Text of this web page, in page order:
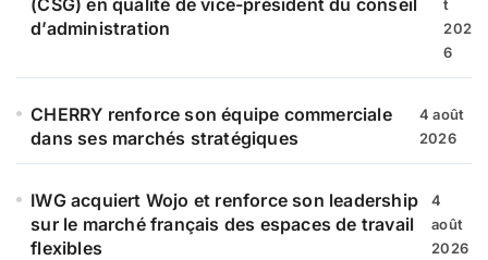
d’administration
t
202
6
CHERRY renforce son équipe commerciale
dans ses marchés stratégiques
4 août
2026
IWG acquiert Wojo et renforce son leadership
sur le marché français des espaces de travail
flexibles
4
août
2026